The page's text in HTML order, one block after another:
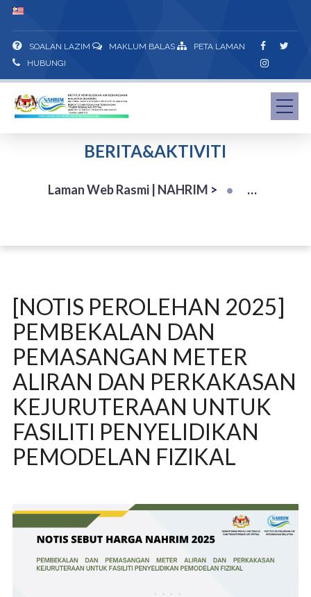
SOALAN LAZIM MAKLUM BALAS
PETA LAMAN
HUBUNGI
BERITA&AKTIVITI
Laman Web Rasmi | NAHRIM >
[NOTIS PEROLEHAN 2025]
PEMBEKALAN DAN
PEMASANGAN METER
ALIRAN DAN PERKAKASAN
KEJURUTERAAN UNTUK
FASILITI PENYELIDIKAN
PEMODELAN FIZIKAL